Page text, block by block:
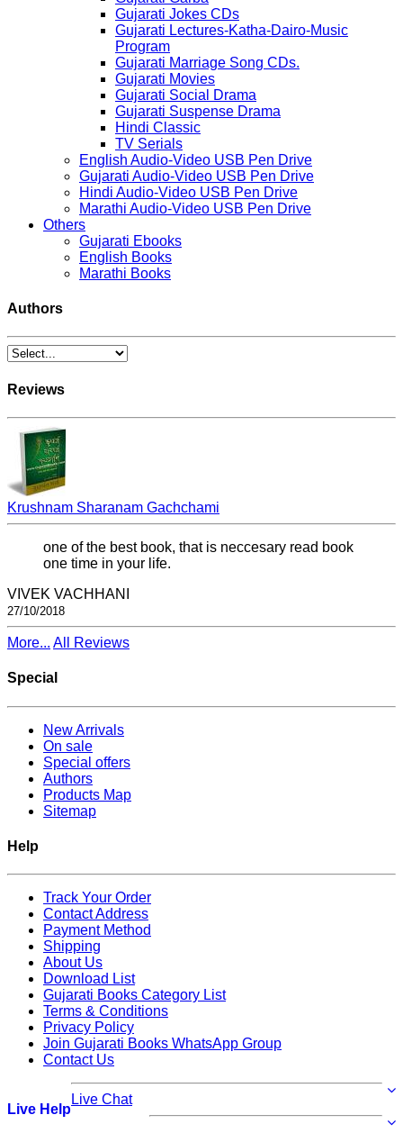
Gujarati Jokes CDs
Gujarati Lectures-Katha-Dairo-Music
Program
Gujarati Marriage Song CDs.
Gujarati Movies
Gujarati Social Drama
Gujarati Suspense Drama
Hindi Classic
TV Serials
English Audio-Video USB Pen Drive
Gujarati Audio-Video USB Pen Drive
Hindi Audio-Video USB Pen Drive
Marathi Audio-Video USB Pen Drive
Others
Gujarati Ebooks
English Books
Marathi Books
Authors
Reviews
Krushnam Sharanam Gachchami
one of the best book, that is neccesary read book
one time in your life.
VIVEK VACHHANI
27/10/2018
More... All Reviews
Special
New Arrivals
On sale
Special offers
Authors
Products Map
Sitemap
Help
Track Your Order
Contact Address
Payment Method
Shipping
About Us
Download List
Gujarati Books Category List
Terms & Conditions
Privacy Policy
Join Gujarati Books WhatsApp Group
Contact Us
Live Help
Live Chat